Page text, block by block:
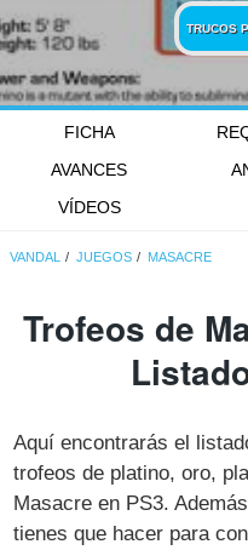
TRUCOS
FICHA
AVANCES
VÍDEOS
VANDAL JUEGOS MASACRE
Trofeos de
Aquí encontrarás el
trofeos de platino, oro,
Masacre en PS3.
tienes que hacer para